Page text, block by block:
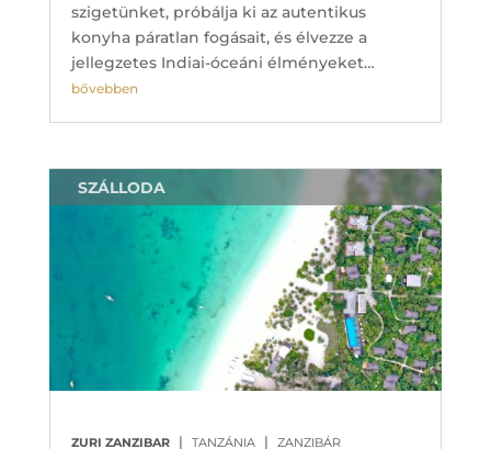
szigetünket, próbálja ki az autentikus
konyha páratlan fogásait, és élvezze a
jellegzetes Indiai-óceáni élményeket…
bővebben
ZURI ZANZIBAR | TANZÁNIA | ZANZIBÁR
SZÁLLODA